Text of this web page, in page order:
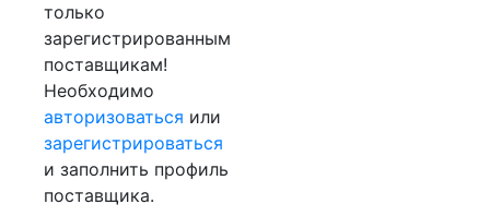
только
зарегистрированным
поставщикам!
Необходимо
авторизоваться или
зарегистрироваться
и заполнить профиль
поставщика.